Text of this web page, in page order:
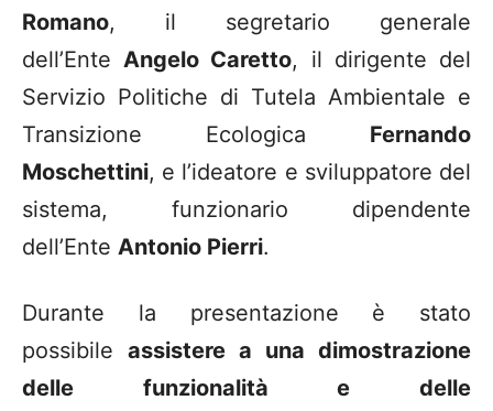
Romano, il segretario generale
dell’EnteAngelo Caretto, il dirigente del
Servizio Politiche di Tutela Ambientale e
Transizione Ecologica Fernando
Moschettini, e l’ideatore e sviluppatore del
sistema, funzionario dipendente
dell’Ente Antonio Pierri.
Durante la presentazione è stato
possibile assistere a una dimostrazione
delle funzionalità e delle